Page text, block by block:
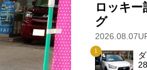
ロッキ
グ